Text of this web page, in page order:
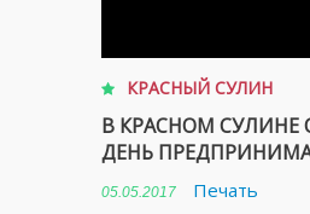
КРАСНЫЙ СУЛИН
В КРАСНОМ СУЛИНЕ
ДЕНЬ
05.05.2017
Печать